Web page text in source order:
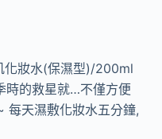
化妝水(保濕型)/200ml
時的救星就…不僅方便
每天濕敷化妝水五分鐘,